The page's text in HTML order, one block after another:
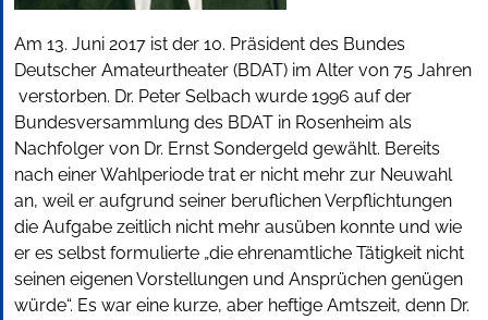
Am 13. Juni 2017 ist der 10. Präsident des Bundes
Deutscher Amateurtheater (BDAT) im Alter von 75 Jahren
verstorben. Dr. Peter Selbach wurde 1996 auf der
Bundesversammlung des BDAT in Rosenheim als
Nachfolger von Dr. Ernst Sondergeld gewählt. Bereits
nach einer Wahlperiode trat er nicht mehr zur Neuwahl
an, weil er aufgrund seiner beruflichen Verpflichtungen
die Aufgabe zeitlich nicht mehr ausüben konnte und wie
er es selbst formulierte „die ehrenamtliche Tätigkeit nicht
seinen eigenen Vorstellungen und Ansprüchen genügen
würde“. Es war eine kurze, aber heftige Amtszeit, denn Dr.